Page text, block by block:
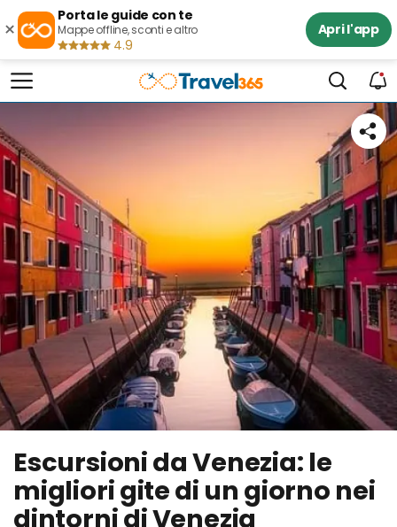
×
Porta le guide con te
Mappe offline, sconti e altro
4.9
Apri l'app
Escursioni da Venezia: le
migliori gite di un giorno nei
dintorni di Venezia